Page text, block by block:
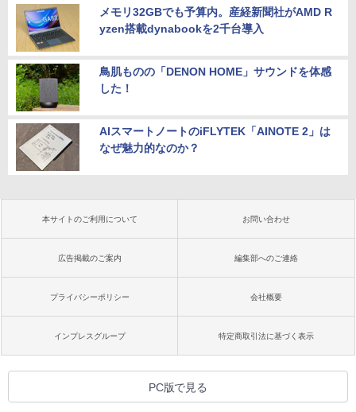
メモリ32GBでも予算内。産経新聞社がAMD R
yzen搭載dynabookを2千台導入
鳥肌ものの「DENON HOME」サウンドを体感
した！
AIスマートノートのiFLYTEK「AINOTE 2」は
なぜ魅力的なのか？
本サイトのご利用について お問い合わせ
広告掲載のご案内 編集部へのご連絡
プライバシーポリシー 会社概要
インプレスグループ 特定商取引法に基づく表示
PC版で見る